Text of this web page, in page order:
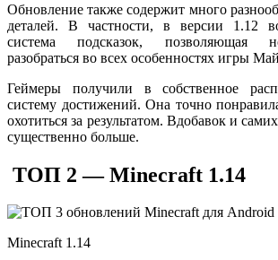
Обновление также содержит много
деталей. В частности, в версии 1.12
система подсказок, позволяющая
разобраться во всех особенностях игры
Геймеры получили в собственное
систему достижений. Она точно
охотиться за результатом. Вдобавок и
существенно больше.
ТОП 2 — Minecraft 1.14
Minecraft 1.14